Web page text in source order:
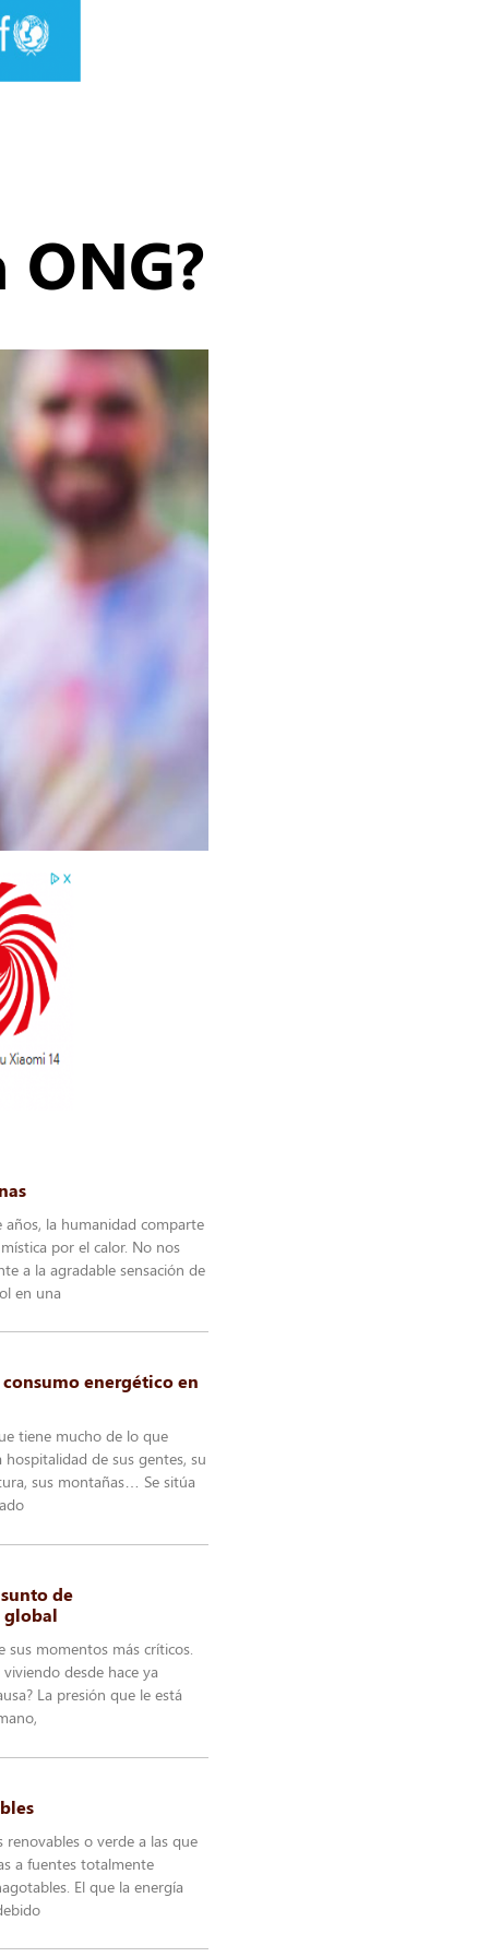
años, la humanidad comparte
por el calor. No nos
a la agradable sensación de
en una
energético en
tiene mucho de lo que
de sus gentes, su
sus montañas… Se sitúa
de
global
sus momentos más críticos.
desde hace ya
La presión que le está
renovables o verde a las que
a fuentes totalmente
El que la energía